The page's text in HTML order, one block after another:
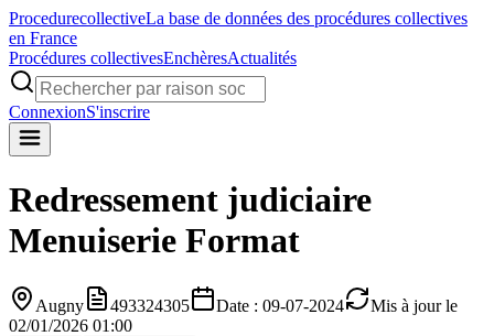
ProcedurecollectiveLa base de données des procédures collectives
en France
Procédures collectivesEnchèresActualités
ConnexionS'inscrire
Redressement judiciaire
Menuiserie Format
Augny 493324305 Date : 09-07-2024
Mis à jour le
02/01/2026 01:00